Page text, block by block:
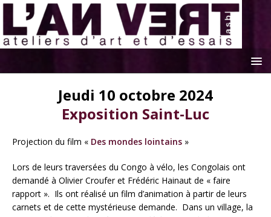
Jeudi 10 octobre 2024
Exposition Saint-Luc
Projection du film « Des mondes lointains »
Lors de leurs traversées du Congo à vélo, les Congolais ont
demandé à Olivier Croufer et Frédéric Hainaut de « faire
rapport ». Ils ont réalisé un film d’animation à partir de leurs
carnets et de cette mystérieuse demande. Dans un village, la